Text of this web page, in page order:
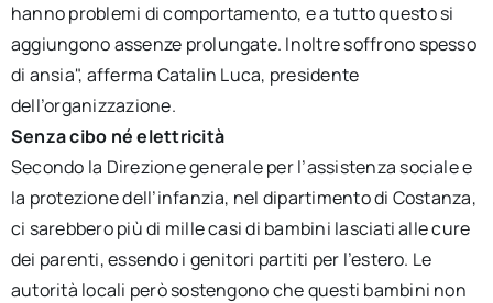
hanno problemi di comportamento, e a tutto questo si
aggiungono assenze prolungate. Inoltre soffrono spesso
di ansia", afferma Catalin Luca, presidente
dell’organizzazione.
Senza cibo né elettricità
Secondo la Direzione generale per l’assistenza sociale e
la protezione dell’infanzia, nel dipartimento di Costanza,
ci sarebbero più di mille casi di bambini lasciati alle cure
dei parenti, essendo i genitori partiti per l’estero. Le
autorità locali però sostengono che questi bambini non